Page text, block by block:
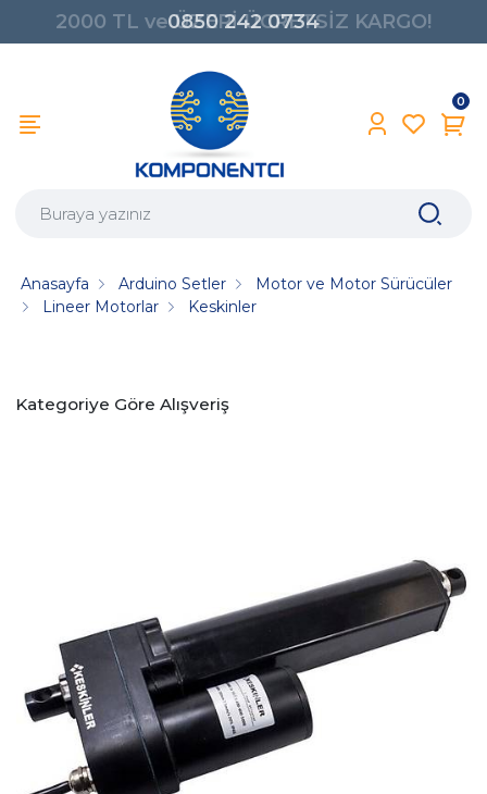
0850 242 0734
0
Anasayfa Arduino Setler
Motor ve Motor Sürücüler
Lineer Motorlar
Keskinler
Kategoriye Göre Alışveriş